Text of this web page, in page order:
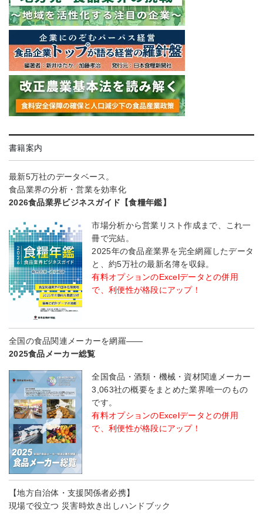
書籍案内
最新5万社のデータベース。
食品業界の分析・営業を効率化
2026食品業界ビジネスガイド【食糧年鑑】
市場分析から営業リスト作成まで、これ一
冊で完結。
2025年の食品産業界を完全網羅したデータ
と、約5万社の最新名簿を収録。
有料オプションのExcelデータとの併用
で、利便性が格段にアップ！
全国の食品関連メーカーを網羅――
2025食品メーカー総覧
全国食品・酒類・機械・資材関連メーカー
3,063社の概要をまとめた業界唯一のもの
です。
有料オプションのExcelデータとの併用
で、利便性が格段にアップ！
【地方自治体・支援関係者必携】
現場で役立つ 災害時炊き出しハンドブック